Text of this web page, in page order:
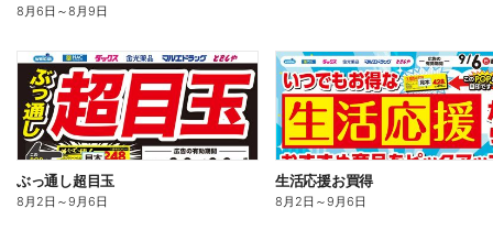
8月6日 ～8月9日
ぶっ通し超目玉
8月2日 ～9月6日
生活応援お買得
8月2日 ～9月6日